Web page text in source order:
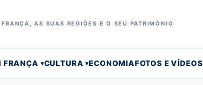
AS SUAS REGIÕES E O SEU PATRIMÓNIO
FRANÇA CULTURA ECONOMIAFOTOS E VÍDEOS